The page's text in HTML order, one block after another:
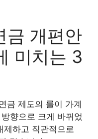
금 개편안
미치는 3
금 제도의 룰이 가계
향으로 크게 바뀌었
제하고 직관적으로